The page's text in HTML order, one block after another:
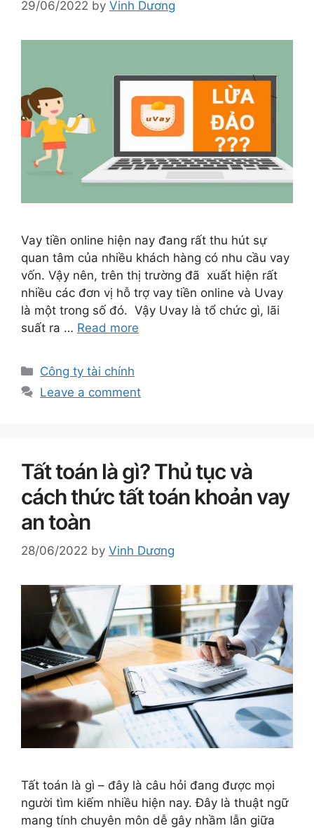
29/06/2022 by Vinh Dương
Vay tiền online hiện nay đang rất thu hút sự
quan tâm của nhiều khách hàng có nhu cầu vay
vốn. Vậy nên, trên thị trường đã xuất hiện rất
nhiều các đơn vị hỗ trợ vay tiền online và Uvay
là một trong số đó. Vậy Uvay là tổ chức gì, lãi
suất ra … Read more
Categories
Công ty tài chính
Leave a comment
Tất toán là gì? Thủ tục và
cách thức tất toán khoản vay
an toàn
28/06/2022 by Vinh Dương
Tất toán là gì – đây là câu hỏi đang được mọi
người tìm kiếm nhiều hiện nay. Đây là thuật ngữ
mang tính chuyên môn dễ gây nhầm lẫn giữa